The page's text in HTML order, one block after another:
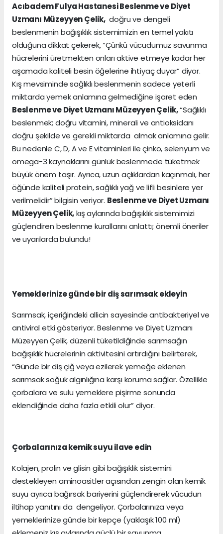
Acıbadem Fulya Hastanesi Beslenme ve Diyet
Uzmanı Müzeyyen Çelik,doğru ve dengeli
beslenmenin bağışıklık sistemimizin en temel yakıtı
olduğuna dikkat çekerek, “Çünkü vücudumuz savunma
hücrelerini üretmekten onları aktive etmeye kadar her
aşamada kaliteli besin öğelerine ihtiyaç duyar” diyor.
Kış mevsiminde sağlıklı beslenmenin sadece yeterli
miktarda yemek anlamına gelmediğine işaret eden
Beslenme ve Diyet Uzmanı Müzeyyen Çelik,“Sağlıklı
beslenmek; doğru vitamini, minerali ve antioksidanı
doğru şekilde ve gerekli miktarda almak anlamına gelir.
Bu nedenle C, D, A ve E vitaminleri ile çinko, selenyum ve
omega-3 kaynaklarını günlük beslenmede tüketmek
büyük önem taşır. Ayrıca, uzun açlıklardan kaçınmalı, her
öğünde kaliteli protein, sağlıklı yağ ve lifli besinlere yer
verilmelidir” bilgisin veriyor. Beslenme ve Diyet Uzmanı
Müzeyyen Çelik,kış aylarında bağışıklık sistemimizi
güçlendiren beslenme kurallarını anlattı; önemli öneriler
ve uyarılarda bulundu!
Yemeklerinize günde bir diş sarımsak ekleyin
Sarımsak, içeriğindeki allicin sayesinde antibakteriyel ve
antiviral etki gösteriyor. Beslenme ve Diyet Uzmanı
Müzeyyen Çelik, düzenli tüketildiğinde sarımsağın
bağışıklık hücrelerinin aktivitesini artırdığını belirterek,
“Günde bir diş çiğ veya ezilerek yemeğe eklenen
sarımsak soğuk algınlığına karşı koruma sağlar. Özellikle
çorbalara ve sulu yemeklere pişirme sonunda
eklendiğinde daha fazla etkili olur” diyor.
Çorbalarınıza kemik suyu ilave edin
Kolajen, prolin ve glisin gibi bağışıklık sistemini
destekleyen aminoasitler açısından zengin olan kemik
suyu ayrıca bağırsak bariyerini güçlendirerek vücudun
iltihap yanıtını da dengeliyor. Çorbalarınıza veya
yemeklerinize günde bir kepçe (yaklaşık 100 ml)